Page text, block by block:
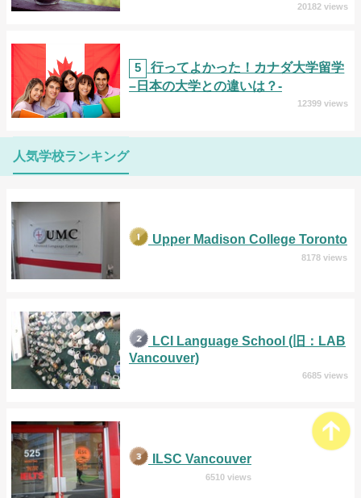
20182 views
5
行ってよかった！カナダ大学留学
–日本の大学との違いは？-
12399 views
人気学校ランキング
Upper Madison College Toronto
8178 views
LCI Language School (旧：LAB
Vancouver)
6685 views
ILSC Vancouver
6510 views